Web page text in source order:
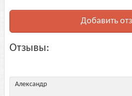
Добавить
Отзывы:
Александр